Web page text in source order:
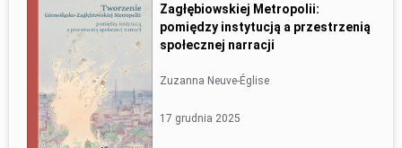
Zagłębiowskiej Metropolii:
pomiędzy instytucją a przestrzenią
społecznej narracji
Zuzanna Neuve-Église
17 grudnia 2025